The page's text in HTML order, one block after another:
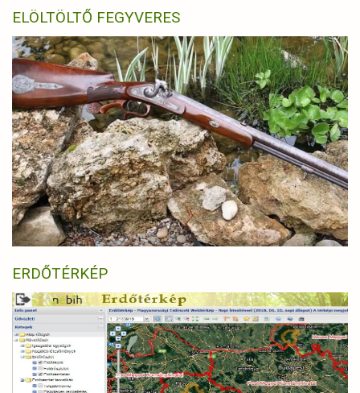
ELÖLTÖLTŐ FEGYVERES
ERDŐTÉRKÉP